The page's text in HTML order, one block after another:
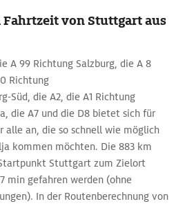
Fahrtzeit von Stuttgart aus
A 99 Richtung Salzburg, die A 8
Richtung
Süd, die A2, die A1 Richtung
die A7 und die D8 bietet sich für
alle an, die so schnell wie möglich
kommen möchten. Die 883 km
Stuttgart zum Zielort
min gefahren werden (ohne
In der Routenberechnung von